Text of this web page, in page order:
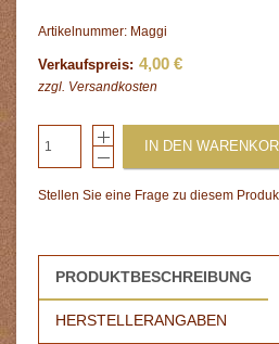
Artikelnummer: Maggi
Verkaufspreis: 4,00 €
zzgl. Versandkosten
IN DEN
Stellen Sie eine Frage zu diesem
PRODUKTBESCHREIBUNG
HERSTELLERANGABEN